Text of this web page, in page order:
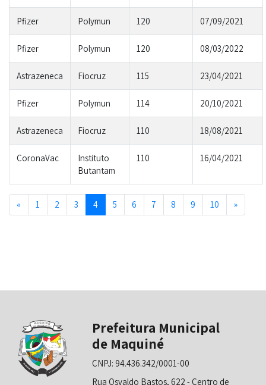
Pfizer Polymun 120 07/09/2021
Pfizer Polymun 120 08/03/2022
Astrazeneca Fiocruz 115 23/04/2021
Pfizer Polymun 114 20/10/2021
Astrazeneca Fiocruz 110 18/08/2021
CoronaVac
Instituto
Butantam
110 16/04/2021
« Previous
1 2 3 4 5 6 7 8 9 10 »Next
Prefeitura Municipal
de Maquiné
CNPJ: 94.436.342/0001-00
Rua Osvaldo Bastos, 622 - Centro de